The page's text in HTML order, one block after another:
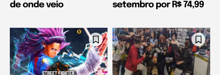
de onde veio
setembro por R$ 74,99